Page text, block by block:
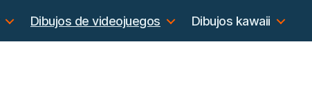
Dibujos de videojuegos Dibujos kawaii